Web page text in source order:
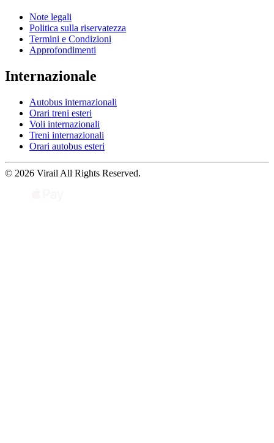
Note legali
Politica sulla riservatezza
Termini e Condizioni
Approfondimenti
Internazionale
Autobus internazionali
Orari treni esteri
Voli internazionali
Treni internazionali
Orari autobus esteri
© 2026 Virail All Rights Reserved.